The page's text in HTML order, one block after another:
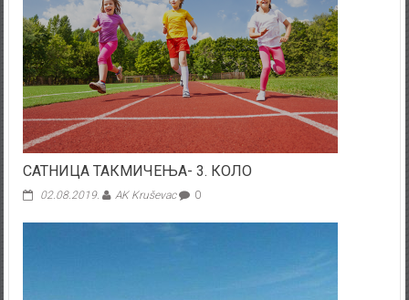
САТНИЦА ТАКМИЧЕЊА- 3. КОЛО
02.08.2019. AK Kruševac 0